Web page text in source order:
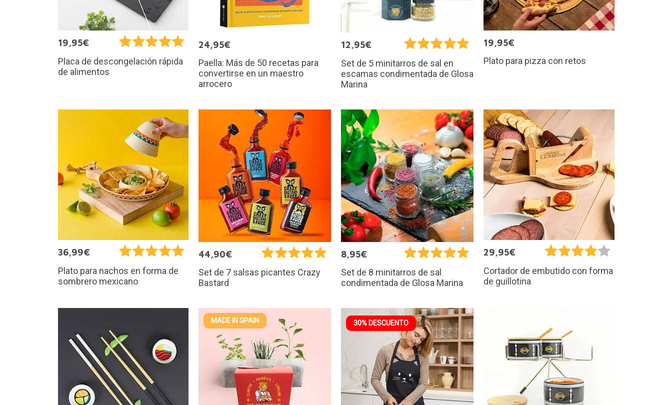
19,95€
Placa de descongelación rápida
de alimentos
24,95€
Paella: Más de 50 recetas para
convertirse en un maestro
arrocero
12,95€
Set de 5 minitarros de sal en
escamas condimentada de Glosa
Marina
19,95€
Plato para pizza con retos
36,99€
Plato para nachos en forma de
sombrero mexicano
44,90€
Set de 7 salsas picantes Crazy
Bastard
8,95€
Set de 8 minitarros de sal
condimentada de Glosa Marina
29,95€
Cortador de embutido con forma
de guillotina
MADE IN SPAIN 30% DESCUENTO